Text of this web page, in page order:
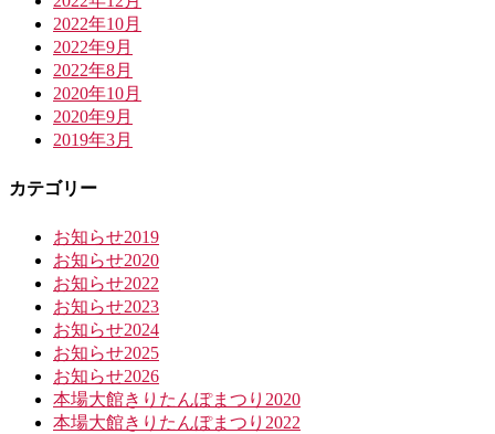
2022年10月
2022年9月
2022年8月
2020年10月
2020年9月
2019年3月
カテゴリー
お知らせ2019
お知らせ2020
お知らせ2022
お知らせ2023
お知らせ2024
お知らせ2025
お知らせ2026
本場大館きりたんぽまつり2020
本場大館きりたんぽまつり2022